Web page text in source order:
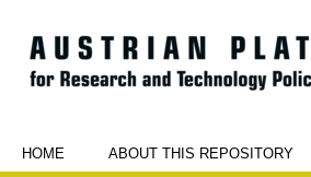
HOME ABOUT THIS REPOSITORY